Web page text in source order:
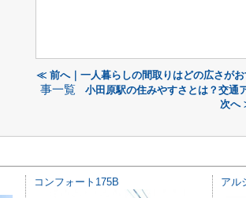
≪ 前へ｜一人暮らしの間取りはどの広さが
事一覧
小田原駅の住みやすさとは？交通
次へ
コンフォート175B アル